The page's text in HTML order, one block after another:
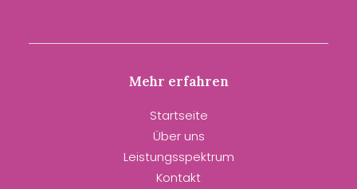
Mehr erfahren
Startseite
Über uns
Leistungsspektrum
Kontakt